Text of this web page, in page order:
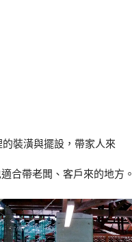
裝潢與擺設，帶家人來
合帶老闆、客戶來的地方。